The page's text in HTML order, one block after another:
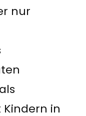
nur
in